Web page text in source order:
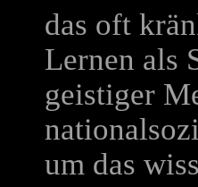
das oft
Lernen als
geistiger
um das